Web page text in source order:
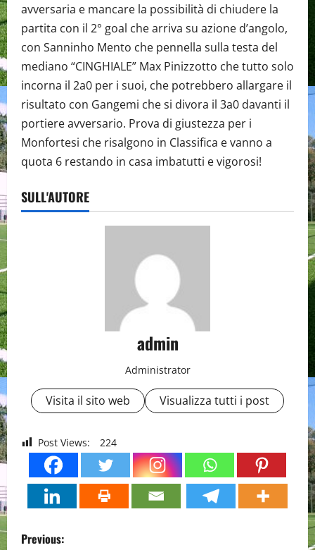
avversaria e mancare la possibilità di chiudere la
partita con il 2° goal che arriva su azione d’angolo,
con Sanninho Mento che pennella sulla testa del
mediano “CINGHIALE” Max Pinizzotto che tutto solo
incorna il 2a0 per i suoi, che potrebbero allargare il
risultato con Gangemi che si divora il 3a0 davanti il
portiere avversario. Prova di giustezza per i
Monfortesi che risalgono in Classifica e vanno a
quota 6 restando in casa imbatutti e vigorosi!
SULL'AUTORE
admin
Administrator
Visita il sito web Visualizza tutti i post
Post Views: 224
P
Previous: